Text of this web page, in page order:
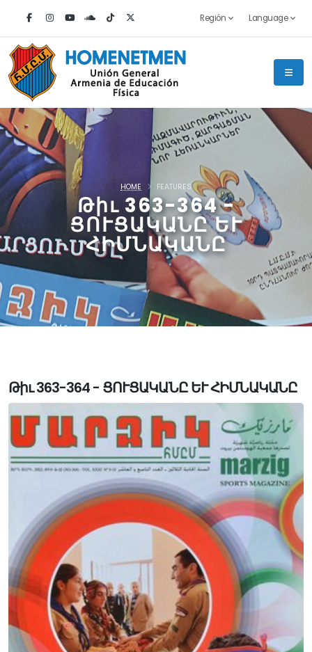
Región Language
Թիւ 363-364 -
ՑՈՒՑԱԿԱՆԸ ԵՒ
ՀԻՄՆԱԿԱՆԸ
HOME FEATURES
Թիւ 363-364 - ՑՈՒՑԱԿԱՆԸ ԵՒ ՀԻՄՆԱԿԱՆԸ